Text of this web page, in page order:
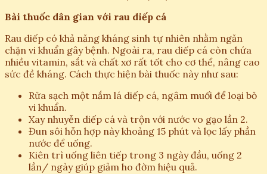
Bài thuốc dân gian với rau diếp cá
Rau diếp có khả năng kháng sinh tự nhiên nhằm ngăn
chặn vi khuẩn gây bệnh. Ngoài ra, rau diếp cá còn chứa
nhiều vitamin, sắt và chất xơ rất tốt cho cơ thể, nâng cao
sức đề kháng. Cách thực hiện bài thuốc này như sau:
Rửa sạch một nắm lá diếp cá, ngâm muối để loại bỏ
vi khuẩn.
Xay nhuyễn diếp cá và trộn với nước vo gạo lần 2.
Đun sôi hỗn hợp này khoảng 15 phút và lọc lấy phần
nước để uống.
Kiên trì uống liên tiếp trong 3 ngày đầu, uống 2
lần/ ngày giúp giảm ho đờm hiệu quả.